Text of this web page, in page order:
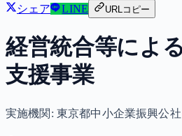
シェア
LINE URLコピー
経営統合等によ
支援事業
実施機関: 東京都中小企業振興公社